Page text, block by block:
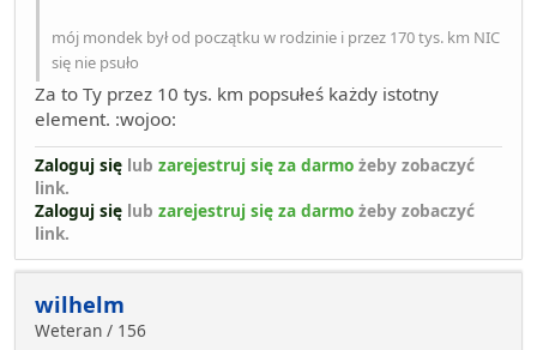
mój mondek był od początku w rodzinie i przez 170 tys. km NIC
się nie psuło
Za to Ty przez 10 tys. km popsułeś każdy istotny
element. :wojoo:
Zaloguj się lub zarejestruj się za darmo żeby zobaczyć
link.
Zaloguj się lub zarejestruj się za darmo żeby zobaczyć
link.
wilhelm
Weteran / 156